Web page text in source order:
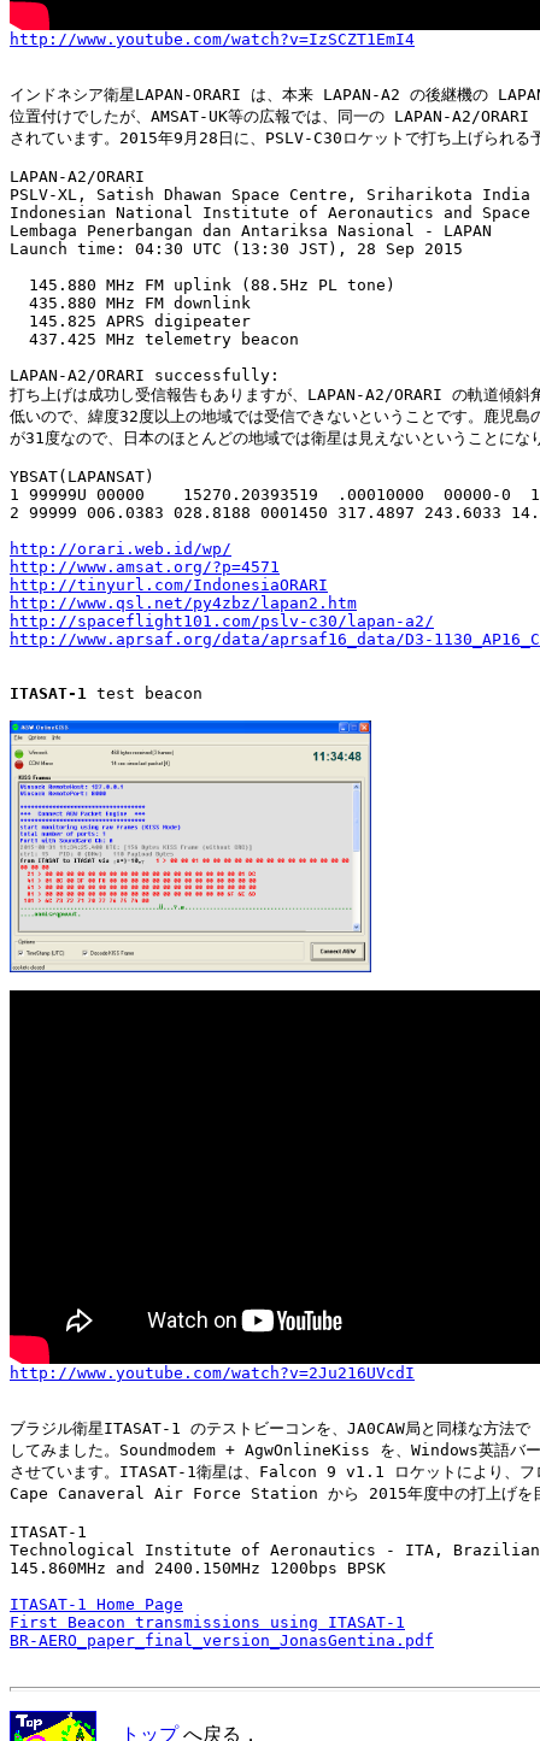
http://www.youtube.com/watch?v=IzSCZT1EmI4
インドネシア衛星LAPAN-ORARI は、本来 LAPAN-A2 の後継機の
位置付けでしたが、AMSAT-UK等の広報では、同一の LAPAN-A2/ORARI
されています。2015年9月28日に、PSLV-C30ロケットで打ち上げられる
LAPAN-A2/ORARI
PSLV-XL, Satish Dhawan Space Centre, Sriharikota India
Indonesian National Institute of Aeronautics and Space
Lembaga Penerbangan dan Antariksa Nasional - LAPAN
Launch time: 04:30 UTC (13:30 JST), 28 Sep 2015
  145.880 MHz FM uplink (88.5Hz PL tone)
  435.880 MHz FM downlink
  145.825 APRS digipeater
  437.425 MHz telemetry beacon
LAPAN-A2/ORARI successfully:
打ち上げは成功し受信報告もありますが、LAPAN-A2/ORARI の軌道傾斜
低いので、緯度32度以上の地域では受信できないということです。鹿児島
が31度なので、日本のほとんどの地域では衛星は見えないということにな
YBSAT(LAPANSAT)
1 99999U 00000    15270.20393519  .00010000  00000-0
2 99999 006.0383 028.8188 0001450 317.4897 243.6033
http://orari.web.id/wp/
http://www.amsat.org/?p=4571
http://tinyurl.com/IndonesiaORARI
http://www.qsl.net/py4zbz/lapan2.htm
http://spaceflight101.com/pslv-c30/lapan-a2/
http://www.aprsaf.org/data/aprsaf16_data/D3-
ITASAT-1 test beacon
http://www.youtube.com/watch?v=2Ju216UVcdI
ブラジル衛星ITASAT-1 のテストビーコンを、JA0CAW局と同様な方法で
してみました。Soundmodem + AgwOnlineKiss を、Windows英語バ
させています。ITASAT-1衛星は、Falcon 9 v1.1 ロケットにより、フ
Cape Canaveral Air Force Station から 2015年度中の打上げを目
ITASAT-1
Technological Institute of Aeronautics - ITA, Brazilian
145.860MHz and 2400.150MHz 1200bps BPSK
ITASAT-1 Home Page
First Beacon transmissions using ITASAT-1
BR-AERO_paper_final_version_JonasGentina.pdf
トップへ戻る．